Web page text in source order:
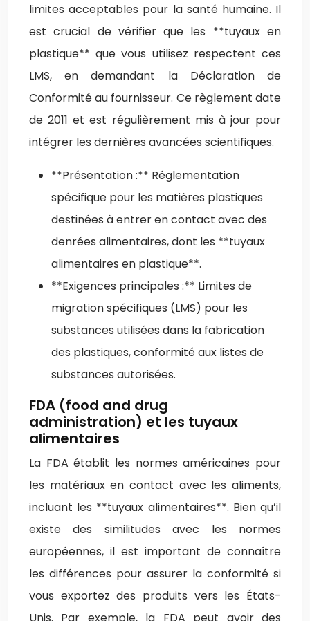
limites acceptables pour la santé humaine. Il
est crucial de vérifier que les **tuyaux en
plastique** que vous utilisez respectent ces
LMS, en demandant la Déclaration de
Conformité au fournisseur. Ce règlement date
de 2011 et est régulièrement mis à jour pour
intégrer les dernières avancées scientifiques.
**Présentation :** Réglementation
spécifique pour les matières plastiques
destinées à entrer en contact avec des
denrées alimentaires, dont les **tuyaux
alimentaires en plastique**.
**Exigences principales :** Limites de
migration spécifiques (LMS) pour les
substances utilisées dans la fabrication
des plastiques, conformité aux listes de
substances autorisées.
FDA (food and drug
administration) et les tuyaux
alimentaires
La FDA établit les normes américaines pour
les matériaux en contact avec les aliments,
incluant les **tuyaux alimentaires**. Bien qu’il
existe des similitudes avec les normes
européennes, il est important de connaître
les différences pour assurer la conformité si
vous exportez des produits vers les États-
Unis. Par exemple, la FDA peut avoir des